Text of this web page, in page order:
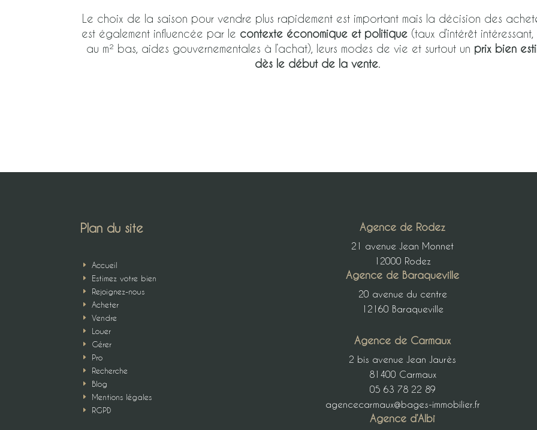
Le choix de la saison pour vendre plus rapidement est important mais la décision des
est également influencée par le contexte économique et politique(taux d’intérêt intéressant,
au m² bas, aides gouvernementales à l’achat), leurs modes de vie et surtout un prix bien
dès le début de la vente
Plan du site
E Accueil
E Estimez votre bien
E Rejoignez-nous
E Acheter
E Vendre
E Louer
E Gérer
E Pro
E Recherche
E Blog
E Mentions légales
E RGPD
Agence de Rodez
21 avenue Jean Monnet
12000 Rodez
Agence de Baraqueville
20 avenue du centre
12160 Baraqueville
Agence de Carmaux
2 bis avenue Jean Jaurès
81400 Carmaux
05 63 78 22 89
agencecarmaux@bages-immobilier.fr
Agence d’Albi